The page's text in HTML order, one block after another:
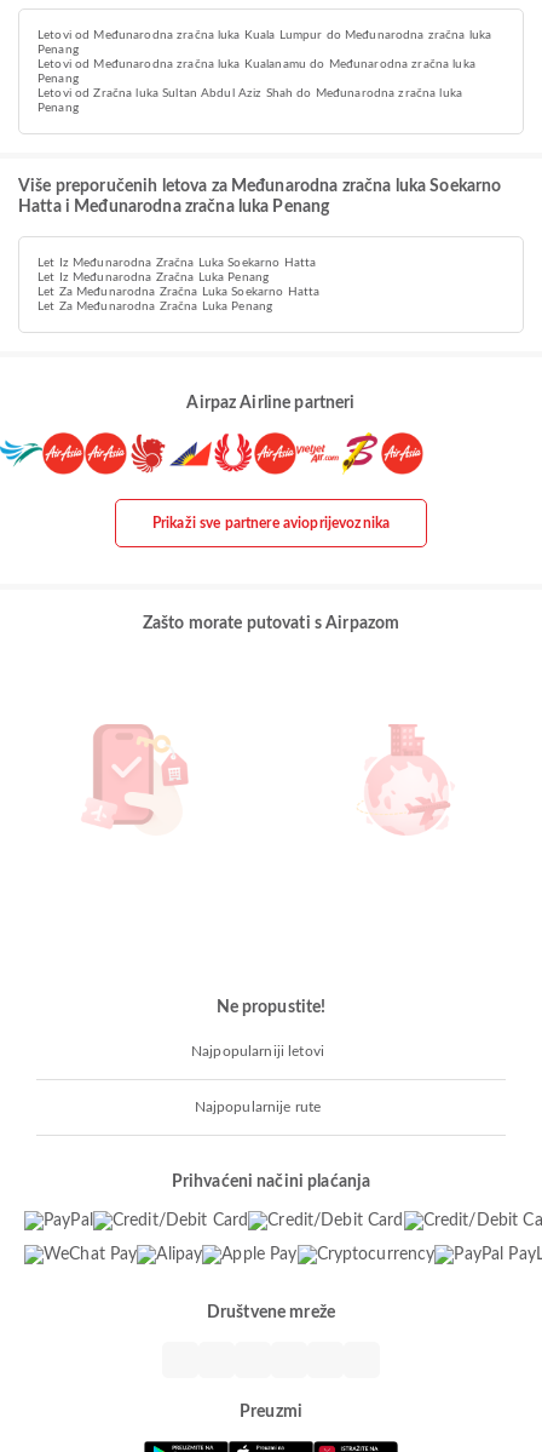
Letovi od Međunarodna zračna luka Kuala Lumpur do Međunarodna zračna luka
Penang
Letovi od Međunarodna zračna luka Kualanamu do Međunarodna zračna luka
Penang
Letovi od Zračna luka Sultan Abdul Aziz Shah do Međunarodna zračna luka
Penang
Više preporučenih letova za Međunarodna zračna luka Soekarno
Hatta i Međunarodna zračna luka Penang
Let Iz Međunarodna Zračna Luka Soekarno Hatta
Let Iz Međunarodna Zračna Luka Penang
Let Za Međunarodna Zračna Luka Soekarno Hatta
Let Za Međunarodna Zračna Luka Penang
Airpaz Airline partneri
Prikaži sve partnere avioprijevoznika
Zašto morate putovati s Airpazom
Ne propustite!
Najpopularniji letovi
Najpopularnije rute
Prihvaćeni načini plaćanja
Društvene mreže
Preuzmi